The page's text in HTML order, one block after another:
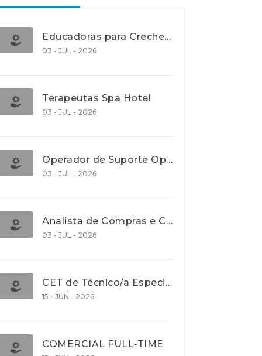
Educadoras para Creche e J.I., Lisboa
03 - JUL - 2026
Terapeutas Spa Hotel
03 - JUL - 2026
Operador de Suporte Operacional
03 - JUL - 2026
Analista de Compras e Contratos (Banca)
03 - JUL - 2026
CET de Técnico/a Especialista em Comércio Internacional (Nível 5)
15 - JUN - 2026
COMERCIAL FULL-TIME